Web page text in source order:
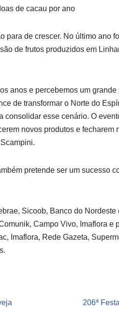
de cacau por ano
para de crescer. No último ano
de frutos produzidos em
anos e percebemos um
de transformar o Norte do
consolidar esse cenário. O
novos produtos e fecharem
pretende ser um sucesso
Sicoob, Banco do
Campo Vivo, Imaflora e
Imaflora, Rede Gazeta,
206ª